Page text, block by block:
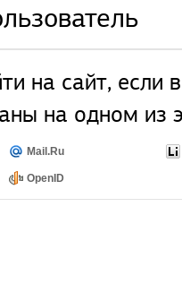
на сайт, если
на одном из
Mail.Ru
OpenID